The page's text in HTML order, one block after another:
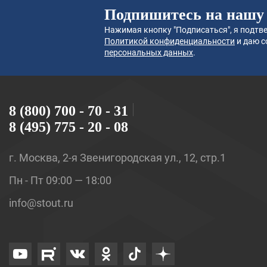
Подпишитесь на нашу
Нажимая кнопку "Подписаться", я
Политикой конфиденциальности и даю
персональных данных.
8 (800) 700 - 70 - 31
8 (495) 775 - 20 - 08
г. Москва, 2-я Звенигородская ул., 12, стр.1
Пн - Пт 09:00 — 18:00
info@stout.ru